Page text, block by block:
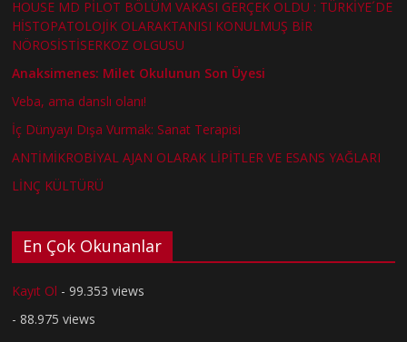
HOUSE MD PİLOT BÖLÜM VAKASI GERÇEK OLDU : TÜRKİYE´DE
HİSTOPATOLOJİK OLARAKTANISI KONULMUŞ BİR
NÖROSİSTİSERKOZ OLGUSU
Anaksimenes: Milet Okulunun Son Üyesi
Veba, ama danslı olanı!
İç Dünyayı Dışa Vurmak: Sanat Terapisi
ANTİMİKROBİYAL AJAN OLARAK LİPİTLER VE ESANS YAĞLARI
LİNÇ KÜLTÜRÜ
En Çok Okunanlar
Kayıt Ol - 99.353 views
- 88.975 views